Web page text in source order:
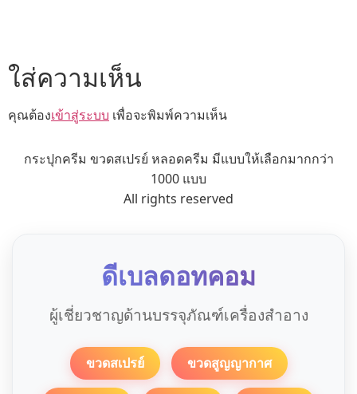
ใส่ความเห็น
คุณต้องเข้าสู่ระบบ เพื่อจะพิมพ์ความเห็น
กระปุกครีม ขวดสเปรย์ หลอดครีม มีแบบให้เลือกมากกว่า
1000 แบบ
All rights reserved
ดีเบลดอทคอม
ผู้เชี่ยวชาญด้านบรรจุภัณฑ์เครื่องสำอาง
ขวดสเปรย์ ขวดสูญญากาศ